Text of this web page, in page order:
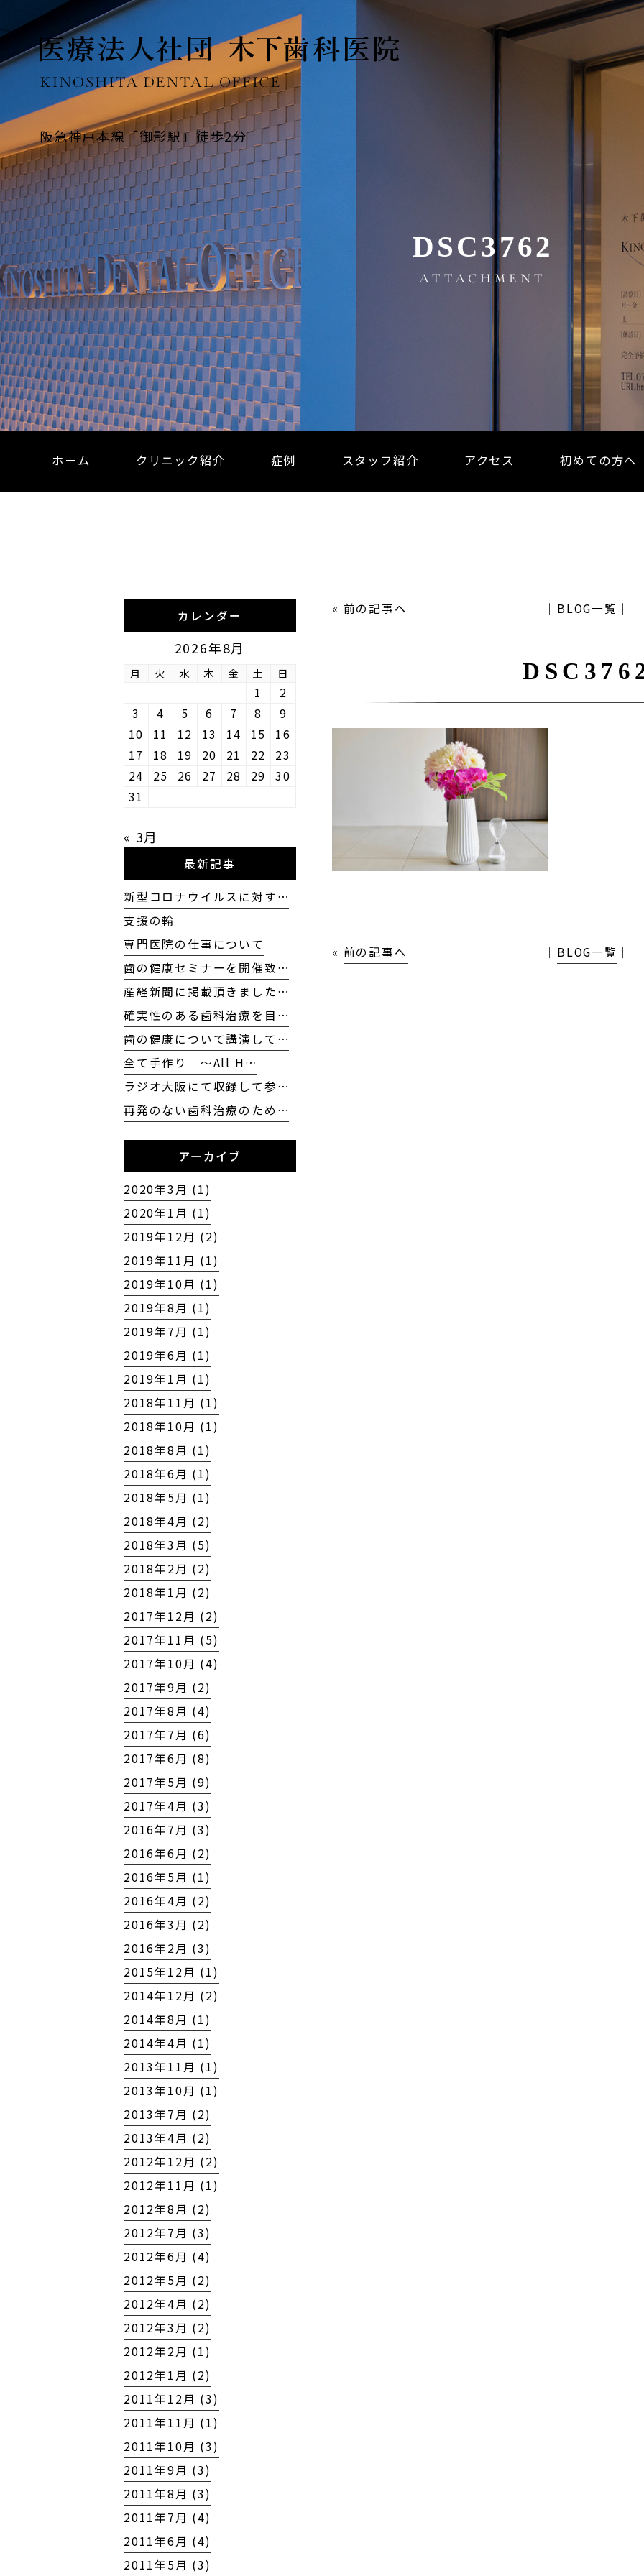
阪急神戸本線「御影駅」徒歩2分
DSC3762
ATTACHMENT
ホーム クリニック紹介 症例 スタッフ紹介 アクセス 初めての方へ
« 前の記事へ │ BLOG一覧 │
« 前の記事へ │ BLOG一覧 │
カレンダー
2026年8月
月 火 水 木 金 土 日
1
2
3
4 5 6 7 8
9
10
11 12 13 14 15
16
17
18 19 20 21 22
23
24
25 26 27 28 29
30
31
« 3月
最新記事
新型コロナウイルスに対す…
支援の輪
専門医院の仕事について
歯の健康セミナーを開催致…
産経新聞に掲載頂きました…
確実性のある歯科治療を目…
歯の健康について講演して…
全て手作り 〜All H…
ラジオ大阪にて収録して参…
再発のない歯科治療のため…
アーカイブ
2020年3月 (1)
2020年1月 (1)
2019年12月 (2)
2019年11月 (1)
2019年10月 (1)
2019年8月 (1)
2019年7月 (1)
2019年6月 (1)
2019年1月 (1)
2018年11月 (1)
2018年10月 (1)
2018年8月 (1)
2018年6月 (1)
2018年5月 (1)
2018年4月 (2)
2018年3月 (5)
2018年2月 (2)
2018年1月 (2)
2017年12月 (2)
2017年11月 (5)
2017年10月 (4)
2017年9月 (2)
2017年8月 (4)
2017年7月 (6)
2017年6月 (8)
2017年5月 (9)
2017年4月 (3)
2016年7月 (3)
2016年6月 (2)
2016年5月 (1)
2016年4月 (2)
2016年3月 (2)
2016年2月 (3)
2015年12月 (1)
2014年12月 (2)
2014年8月 (1)
2014年4月 (1)
2013年11月 (1)
2013年10月 (1)
2013年7月 (2)
2013年4月 (2)
2012年12月 (2)
2012年11月 (1)
2012年8月 (2)
2012年7月 (3)
2012年6月 (4)
2012年5月 (2)
2012年4月 (2)
2012年3月 (2)
2012年2月 (1)
2012年1月 (2)
2011年12月 (3)
2011年11月 (1)
2011年10月 (3)
2011年9月 (3)
2011年8月 (3)
2011年7月 (4)
2011年6月 (4)
2011年5月 (3)